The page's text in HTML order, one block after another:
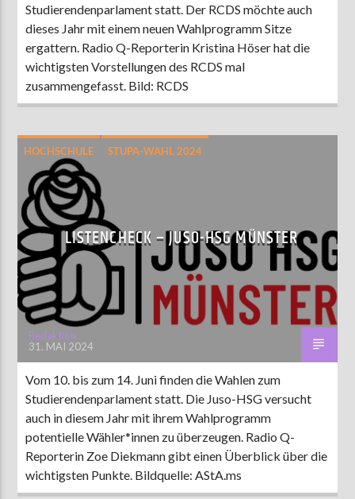
Studierendenparlament statt. Der RCDS möchte auch
dieses Jahr mit einem neuen Wahlprogramm Sitze
ergattern. Radio Q-Reporterin Kristina Höser hat die
wichtigsten Vorstellungen des RCDS mal
zusammengefasst. Bild: RCDS
HOCHSCHULE STUPA-WAHL 2024
LISTENCHECK – JUSO-HSG MÜNSTER
Redaktion
31. MAI 2024
Vom 10. bis zum 14. Juni finden die Wahlen zum
Studierendenparlament statt. Die Juso-HSG versucht
auch in diesem Jahr mit ihrem Wahlprogramm
potentielle Wähler*innen zu überzeugen. Radio Q-
Reporterin Zoe Diekmann gibt einen Überblick über die
wichtigsten Punkte. Bildquelle: AStA.ms